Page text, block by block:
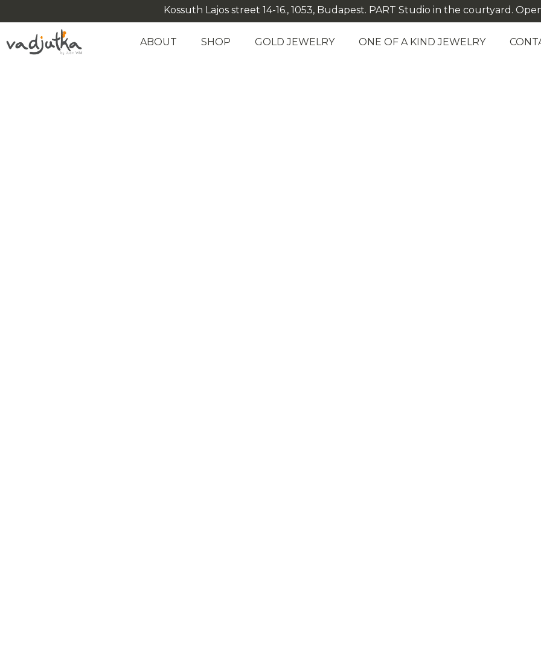
Kossuth Lajos street 14-16., 1053, Budapest. PART Studio in the courtyard. Open:
ABOUT SHOP GOLD JEWELRY ONE OF A KIND JEWELRY